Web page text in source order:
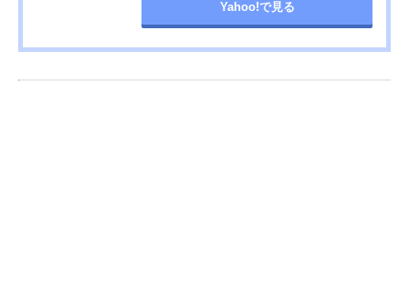
Yahoo!で見る